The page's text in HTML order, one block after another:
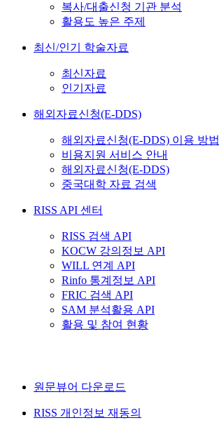
복사/대출신청 기관 분석
활용도 높은 주제
최신/인기 학술자료
최신자료
인기자료
해외자료신청(E-DDS)
해외자료신청(E-DDS) 이용 방법
비용지원 서비스 안내
해외자료신청(E-DDS)
중국대학 자료 검색
RISS API 센터
RISS 검색 API
KOCW 강의정보 API
WILL 연계 API
Rinfo 통계정보 API
FRIC 검색 API
SAM 분석활용 API
활용 및 참여 현황
원문뷰어 다운로드
RISS 개인정보 재동의